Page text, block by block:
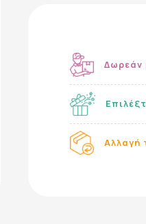
Δωρεάν
Αλλαγή